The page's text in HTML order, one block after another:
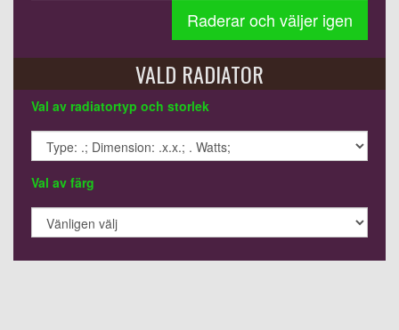
Raderar och väljer igen
VALD RADIATOR
Val av radiatortyp och storlek
Val av färg